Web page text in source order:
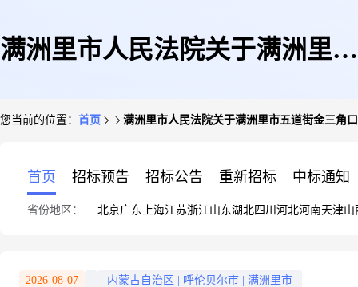
满洲里市人民法院关于满洲里市
您当前的位置： 首页 满洲里市人民法院关于满洲里市五道街金三角
首页 招标预告 招标公告 重新招标 中标通知
省份地区： 北京广东 上海江苏浙江山东湖北四川 河北河南天津山
2026-08-07 内蒙古自治区 呼伦贝尔市 满洲里市